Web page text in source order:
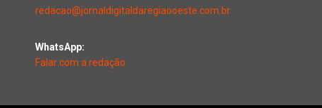
redacao@jornaldigitaldaregiaooeste.com.br
WhatsApp:
Falar com a redação